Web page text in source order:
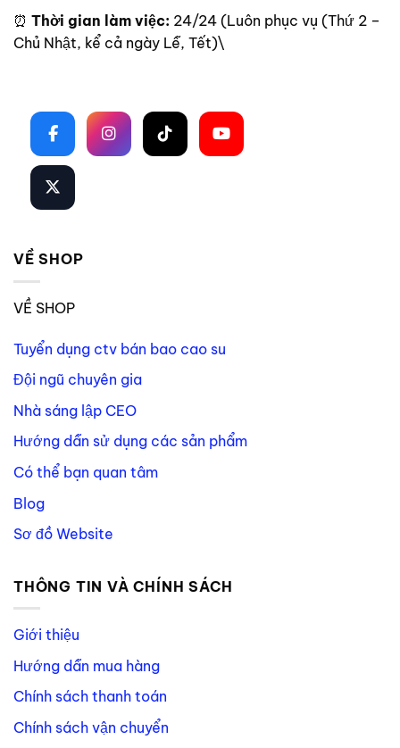
⏰ Thời gian làm việc: 24/24 (Luôn phục vụ (Thứ 2 –
Chủ Nhật, kể cả ngày Lễ, Tết)\
VỀ SHOP
VỀ SHOP
Tuyển dụng ctv bán bao cao su
Đội ngũ chuyên gia
Nhà sáng lập CEO
Hướng dẫn sử dụng các sản phẩm
Có thể bạn quan tâm
Blog
Sơ đồ Website
THÔNG TIN VÀ CHÍNH SÁCH
Giới thiệu
Hướng dẫn mua hàng
Chính sách thanh toán
Chính sách vận chuyển